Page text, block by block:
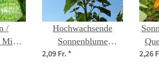
/
Mini-
Hochwachsende
Sonnenblume
'Peredovick'
2,09 Fr.* 2,26